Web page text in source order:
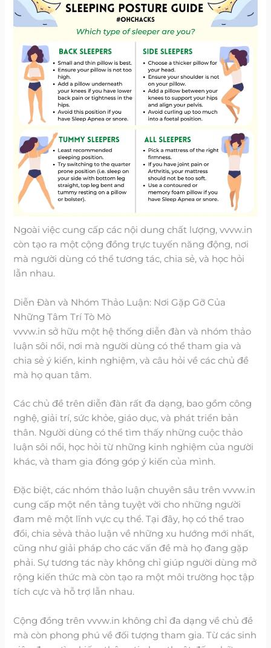
Ngoài việc cung cấp các nội dung chất lượng, vvvw.in
còn tạo ra một cộng đồng trực tuyến năng động, nơi
mà người dùng có thể tương tác, chia sẻ, và học hỏi
lẫn nhau.
Diễn Đàn và Nhóm Thảo Luận: Nơi Gặp Gỡ Của
Những Tâm Trí Tò Mò
vvvw.in sở hữu một hệ thống diễn đàn và nhóm thảo
luận sôi nổi, nơi mà người dùng có thể tham gia và
chia sẻ ý kiến, kinh nghiệm, và câu hỏi về các chủ đề
mà họ quan tâm.
Các chủ đề trên diễn đàn rất đa dạng, bao gồm công
nghệ, giải trí, sức khỏe, giáo dục, và phát triển bản
thân. Người dùng có thể tìm thấy những cuộc thảo
luận sôi nổi, học hỏi từ những kinh nghiệm của người
khác, và tham gia đóng góp ý kiến của mình.
Đặc biệt, các nhóm thảo luận chuyên sâu trên vvvw.in
cung cấp một nền tảng tuyệt vời cho những người
đam mê một lĩnh vực cụ thể. Tại đây, họ có thể trao
đổi, chia sẻvà thảo luận về những xu hướng mới nhất,
cũng như giải pháp cho các vấn đề mà họ đang gặp
phải. Sự tương tác này không chỉ giúp người dùng mở
rộng kiến thức mà còn tạo ra một môi trường học tập
tích cực và hỗ trợ lẫn nhau.
Cộng đồng trên vvvw.in không chỉ đa dạng về chủ đề
mà còn phong phú về đối tượng tham gia. Từ các sinh